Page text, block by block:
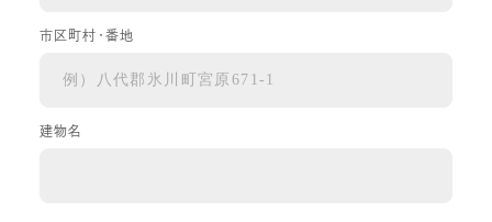
市区町村・番地
建物名